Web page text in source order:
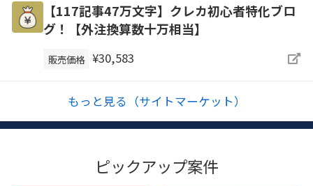
【117記事47万文字】クレカ初心者特化ブロ
グ！【外注換算数十万相当】
販売価格 ¥30,583
もっと見る（サイトマーケット）
ピックアップ案件